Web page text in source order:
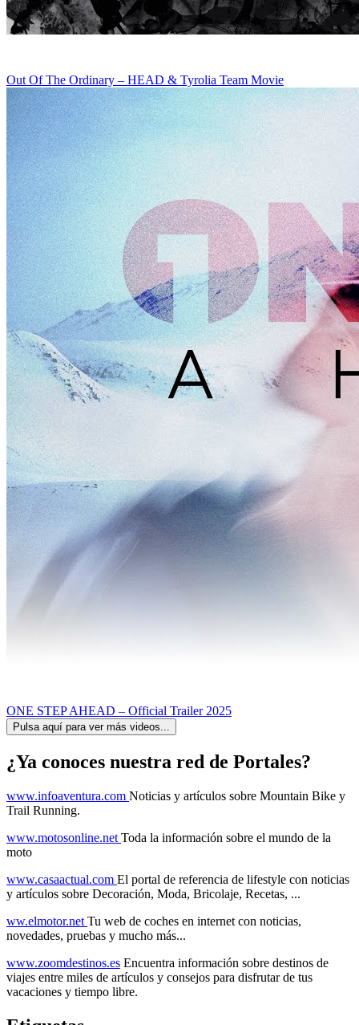
Out Of The Ordinary – HEAD & Tyrolia Team Movie
ONE STEP AHEAD – Official Trailer 2025
Pulsa aquí para ver más videos...
¿Ya conoces nuestra red de Portales?
www.infoaventura.com Noticias y artículos sobre Mountain Bike y
Trail Running.
www.motosonline.net Toda la información sobre el mundo de la
moto
www.casaactual.com El portal de referencia de lifestyle con noticias
y artículos sobre Decoración, Moda, Bricolaje, Recetas, ...
ww.elmotor.net Tu web de coches en internet con noticias,
novedades, pruebas y mucho más...
www.zoomdestinos.es Encuentra información sobre destinos de
viajes entre miles de artículos y consejos para disfrutar de tus
vacaciones y tiempo libre.